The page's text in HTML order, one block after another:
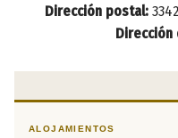
Dirección postal: